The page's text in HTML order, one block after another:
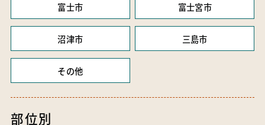
富士市 富士宮市
沼津市 三島市
その他
部位別